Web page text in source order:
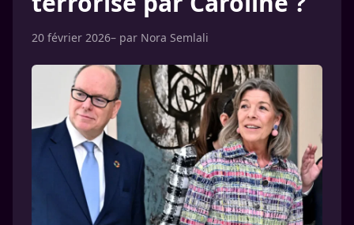
20 février 2026– par Nora Semlali